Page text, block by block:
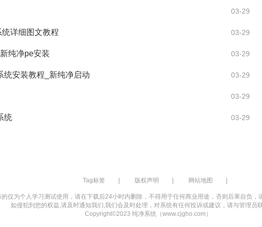
03-29
03-29
详细图文教程
03-29
纯净pe安装
03-29
安装教程_新纯净启动
03-29
03-29
统
Tag标签 版权声明 网站地图
仅为个人学习测试使用，请在下载后24小时内删除，不得用于任何商业用途，否则后果自负，
如侵犯到您的权益,请及时通知我们,我们会及时处理，对系统有任何投诉或建议，请与管理员
Copyright©2023 纯净系统（www.cjgho.com）